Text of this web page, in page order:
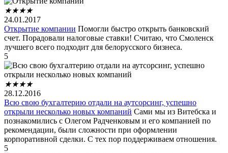
★★★★
24.01.2017
Открытие компании Помогли быстро открыть банковский
счет. Порадовали налоговые ставки! Считаю, что Смоленск
лучшего всего подходит для белорусского бизнеса.
5
★★★★
28.12.2016
Всю свою бухгалтерию отдали на аутсорсинг, успешно
открыли несколько новых компаний Сами мы из Витебска и
познакомились с Олегом Радченковым и его компанией по
рекомендации, были сложности при оформлении
корпоративной сделки. С тех пор поддерживаем отношения.
5